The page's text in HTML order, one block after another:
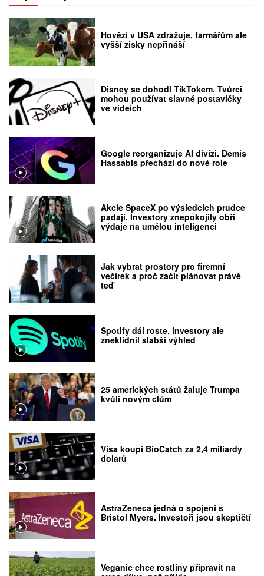
Hovězí v USA zdražuje, farmářům ale
vyšší zisky nepřináší
Disney se dohodl TikTokem. Tvůrci
mohou používat slavné postavičky
ve videích
Google reorganizuje AI divizi. Demis
Hassabis přechází do nové role
Akcie SpaceX po výsledcích prudce
padají. Investory znepokojily obří
výdaje na umělou inteligenci
Jak vybrat prostory pro firemní
večírek a proč začít plánovat právě
teď
Spotify dál roste, investory ale
zneklidnil slabší výhled
25 amerických států žaluje Trumpa
kvůli novým clům
Visa koupí BioCatch za 2,4 miliardy
dolarů
AstraZeneca jedná o spojení s
Bristol Myers. Investoři jsou skeptičtí
Veganic chce rostliny připravit na